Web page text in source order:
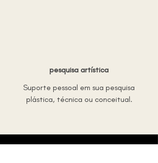
pesquisa artística
Suporte pessoal em sua pesquisa
plástica, técnica ou conceitual.